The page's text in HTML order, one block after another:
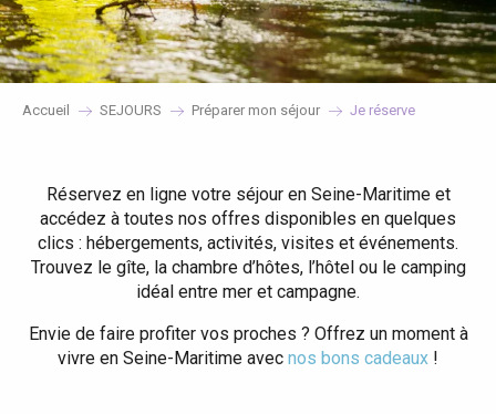
Accueil SEJOURS Préparer mon séjour Je réserve
Réservez en ligne votre séjour en Seine-Maritime et
accédez à toutes nos offres disponibles en quelques
clics : hébergements, activités, visites et événements.
Trouvez le gîte, la chambre d’hôtes, l’hôtel ou le camping
idéal entre mer et campagne.
Envie de faire profiter vos proches ? Offrez un moment à
vivre en Seine-Maritime avec nos bons cadeaux !